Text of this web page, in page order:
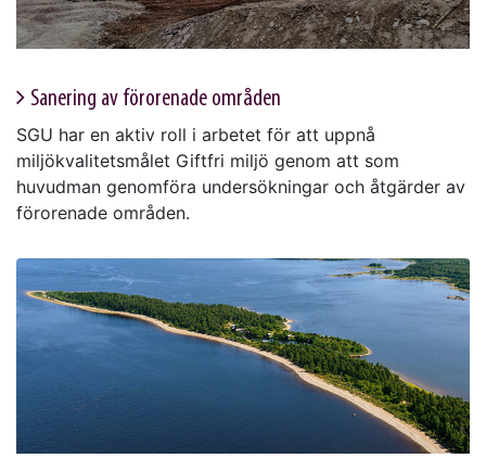
Sanering av förorenade områden
SGU har en aktiv roll i arbetet för att uppnå
miljökvalitetsmålet Giftfri miljö genom att som
huvudman genomföra undersökningar och åtgärder av
förorenade områden.